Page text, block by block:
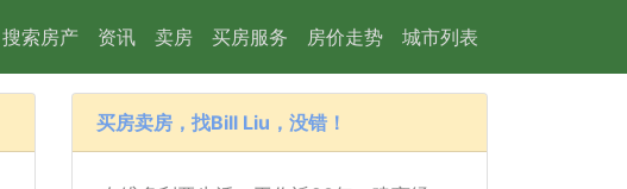
搜索房产 资讯 卖房 买房服务 房价走势 城市列表
买房卖房，找Bill Liu，没错！